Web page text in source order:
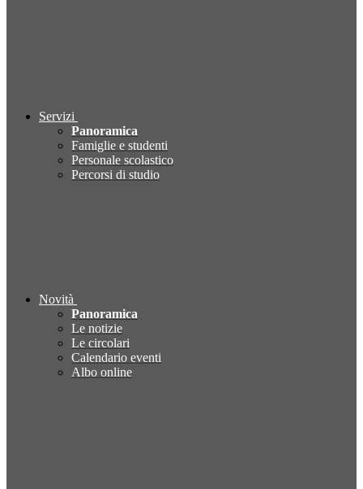
Servizi
Panoramica
Famiglie e studenti
Personale scolastico
Percorsi di studio
Novità
Panoramica
Le notizie
Le circolari
Calendario eventi
Albo online